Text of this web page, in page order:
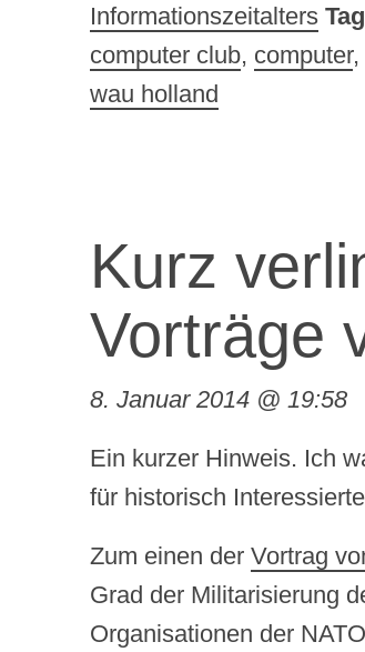
Informationszeitalters
computer club, computer,
wau holland
Kurz
Vorträge
8. Januar 2014 @ 19:58
Ein kurzer Hinweis. Ich
für historisch
Zum einen der Vortrag
Grad der Militarisierung
Organisationen der